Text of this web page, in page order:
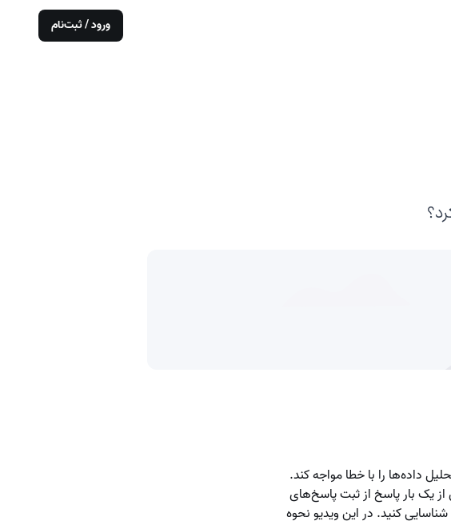
ورود / ثبت‌نام
داده‌ها را با خطا مواجه کند.
یک بار پاسخاز ثبت پاسخ‌های
کنید. در این ویدیو نحوه